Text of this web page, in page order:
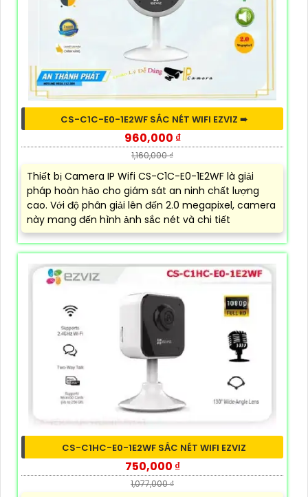
CS-C1C-E0-1E2WF SẮC NÉT WIFI EZVIZ ➠
960,000 ₫
1,160,000 ₫
Thiết bị Camera IP Wifi CS-C1C-E0-1E2WF là giải
pháp hoàn hảo cho giám sát an ninh chất lượng
cao. Với độ phân giải lên đến 2.0 megapixel, camera
này mang đến hình ảnh sắc nét và chi tiết
CS-C1HC-E0-1E2WF SẮC NÉT WIFI EZVIZ
750,000 ₫
1,077,000 ₫